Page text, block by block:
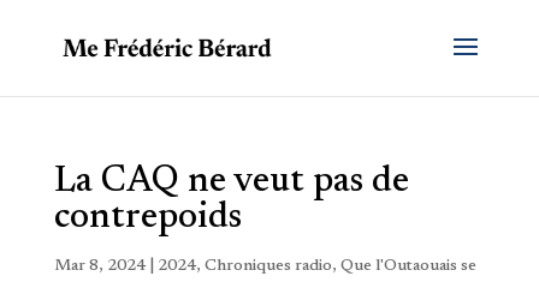
La CAQ ne veut pas de
contrepoids
Mar 8, 2024| 2024, Chroniques radio, Que l'Outaouais se